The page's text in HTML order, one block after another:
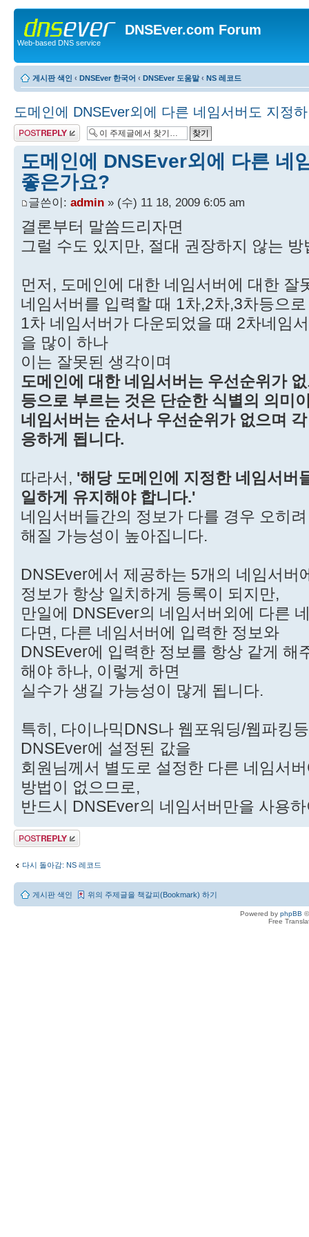
DNSEver.com Forum
Web-based DNS service
게시판 색인 ‹ DNSEver 한국어 ‹ DNSEver 도움말 ‹ NS 레코드
도메인에 DNSEver외에 다른 네임서버도 지정
답변 게시글
도메인에 DNSEver외에 다른 네
좋은가요?
글쓴이: admin » (수) 11 18, 2009 6:05 am
결론부터 말씀드리자면
그럴 수도 있지만, 절대 권장하지 않는 방
먼저, 도메인에 대한 네임서버에 대한 잘
네임서버를 입력할 때 1차,2차,3차등으
1차 네임서버가 다운되었을 때 2차네임
을 많이 하나
이는 잘못된 생각이며
도메인에 대한 네임서버는 우선순위가
등으로 부르는 것은 단순한 식별의 의미
네임서버는 순서나 우선순위가 없으며
응하게 됩니다.
따라서, '해당 도메인에 지정한 네임서버
일하게 유지해야 합니다.'
네임서버들간의 정보가 다를 경우 오히
해질 가능성이 높아집니다.
DNSEver에서 제공하는 5개의 네임서버
정보가 항상 일치하게 등록이 되지만,
만일에 DNSEver의 네임서버외에 다른
다면, 다른 네임서버에 입력한 정보와
DNSEver에 입력한 정보를 항상 같게 해
해야 하나, 이렇게 하면
실수가 생길 가능성이 많게 됩니다.
특히, 다이나믹DNS나 웹포워딩/웹파킹
DNSEver에 설정된 값을
회원님께서 별도로 설정한 다른 네임서
방법이 없으므로,
반드시 DNSEver의 네임서버만을 사용
답변 게시글
다시 돌아감: NS 레코드
게시판 색인 위의 주제글을 책갈피(Bookmark) 하기
Powered by phpBB
Free